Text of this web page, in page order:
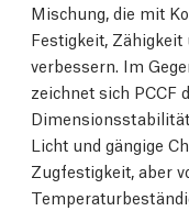
Mischung, die mit
Festigkeit,
verbessern. Im
zeichnet sich PCCF
Licht und gängige
Zugfestigkeit, aber